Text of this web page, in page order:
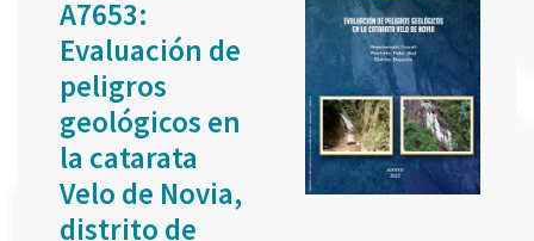
A7653:
Evaluación de
peligros
geológicos en
la catarata
Velo de Novia,
distrito de